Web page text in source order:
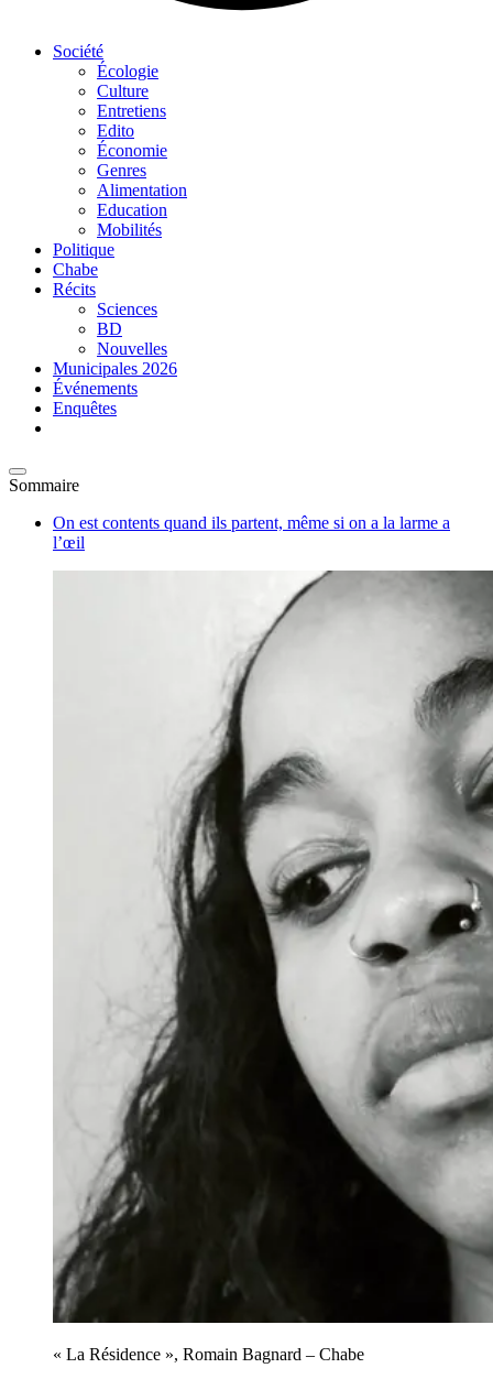
Société
Écologie
Culture
Entretiens
Edito
Économie
Genres
Alimentation
Education
Mobilités
Politique
Chabe
Récits
Sciences
BD
Nouvelles
Municipales 2026
Événements
Enquêtes
Sommaire
On est contents quand ils partent, même si on a la larme a
l’œil
« La Résidence », Romain Bagnard – Chabe